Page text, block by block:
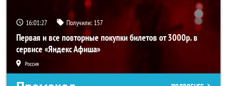
16:01:26 Получили: 157
Первая и все повторные покупки билетов от 3000р. в
сервисе «Яндекс Афиша»
Россия